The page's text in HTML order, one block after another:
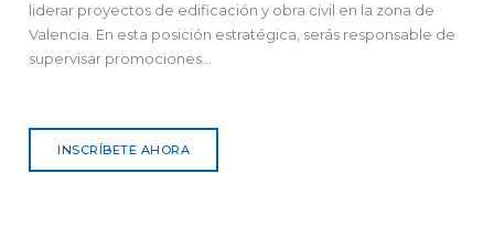
liderar proyectos de edificación y obra civil en la zona de
Valencia. En esta posición estratégica, serás responsable de
supervisar promociones...
INSCRÍBETE AHORA